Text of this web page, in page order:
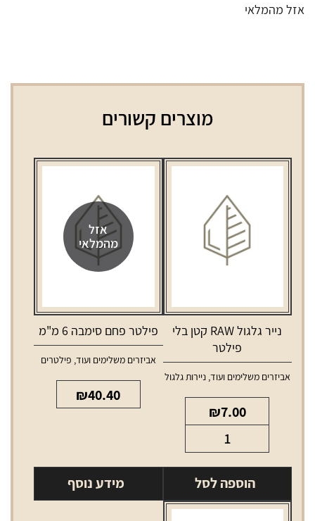
אזל מהמלאי
מוצרים קשורים
נייר גלגול RAW קטן בלי
פילטר
אביזרים משלימים ועוד,ניירות גלגול
₪7.00
של
נייר
גלגול
RAW
הוספה לסל
אזל
מהמלאי
פילטר פחם סימבה 6 מ"מ
אביזרים משלימים ועוד, פילטרים
₪40.40
מידע נוסף